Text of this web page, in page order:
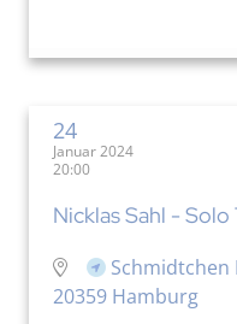
24
Januar 2024
20:00
Nicklas Sahl -
Schmidtchen
20359 Hamburg